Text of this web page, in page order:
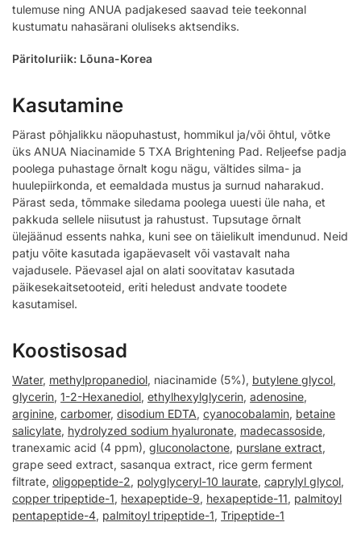
tulemuse ning ANUA padjakesed saavad teie teekonnal
kustumatu nahasärani oluliseks aktsendiks.
Päritoluriik: Lõuna-Korea
Kasutamine
Pärast põhjalikku näopuhastust, hommikul ja/või õhtul, võtke
üks ANUA Niacinamide 5 TXA Brightening Pad. Reljeefse padja
poolega puhastage õrnalt kogu nägu, vältides silma- ja
huulepiirkonda, et eemaldada mustus ja surnud naharakud.
Pärast seda, tõmmake siledama poolega uuesti üle naha, et
pakkuda sellele niisutust ja rahustust. Tupsutage õrnalt
ülejäänud essents nahka, kuni see on täielikult imendunud. Neid
patju võite kasutada igapäevaselt või vastavalt naha
vajadusele. Päevasel ajal on alati soovitatav kasutada
päikesekaitsetooteid, eriti heledust andvate toodete
kasutamisel.
Koostisosad
Water, methylpropanediol, niacinamide (5%), butylene glycol,
glycerin, 1-2-Hexanediol, ethylhexylglycerin, adenosine,
arginine, carbomer, disodium EDTA, cyanocobalamin, betaine
salicylate, hydrolyzed sodium hyaluronate, madecassoside,
tranexamic acid (4 ppm), gluconolactone, purslane extract,
grape seed extract, sasanqua extract, rice germ ferment
filtrate, oligopeptide-2, polyglyceryl-10 laurate, caprylyl glycol,
copper tripeptide-1, hexapeptide-9, hexapeptide-11, palmitoyl
pentapeptide-4, palmitoyl tripeptide-1, Tripeptide-1